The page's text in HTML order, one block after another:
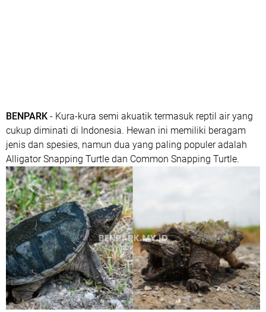
BENPARK - Kura-kura semi akuatik termasuk reptil air yang
cukup diminati di Indonesia. Hewan ini memiliki beragam
jenis dan spesies, namun dua yang paling populer adalah
Alligator Snapping Turtle dan Common Snapping Turtle.